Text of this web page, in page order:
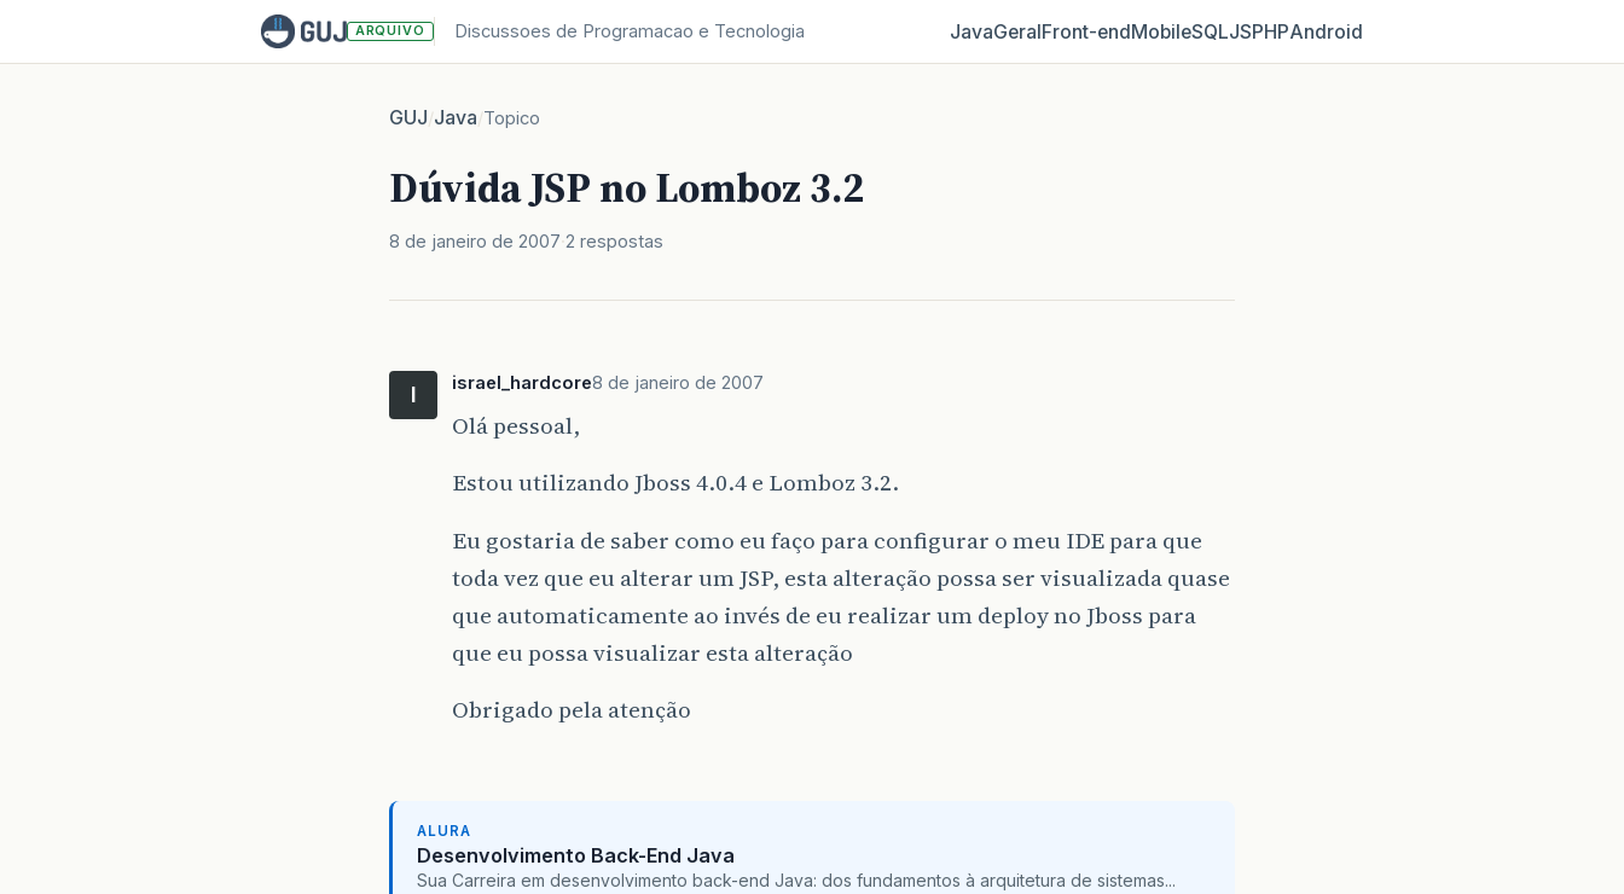
ARQUIVO Discussoes de Programacao e Tecnologia JavaGeralFront‑endMobileSQLJSPHPAndroid
GUJ/Java/Topico
Dúvida JSP no Lomboz 3.2
8 de janeiro de 2007 2 respostas
I israel_hardcore8 de janeiro de 2007
Olá pessoal,
Estou utilizando Jboss 4.0.4 e Lomboz 3.2.
Eu gostaria de saber como eu faço para configurar o meu IDE para que
toda vez que eu alterar um JSP, esta alteração possa ser visualizada quase
que automaticamente ao invés de eu realizar um deploy no Jboss para
que eu possa visualizar esta alteração
Obrigado pela atenção
ALURA
Desenvolvimento Back-End Java
Sua Carreira em desenvolvimento back-end Java: dos fundamentos à arquitetura de sistemas...